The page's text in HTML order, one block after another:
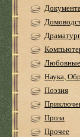
Наука,
Поэзия
Проза
Прочее